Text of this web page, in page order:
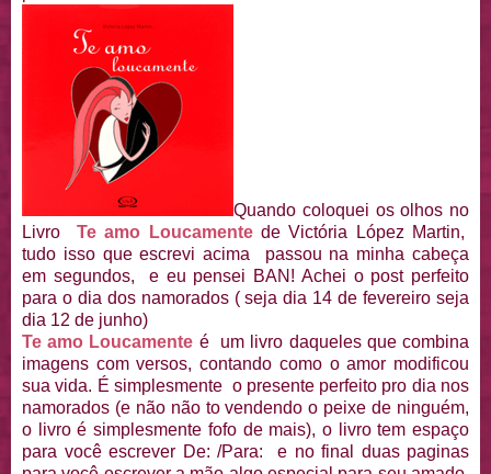
Quando coloquei os olhos no
Livro Te amo Loucamentede Victória López Martin,
tudo isso que escrevi acima passou na minha cabeça
em segundos, e eu pensei BAN! Achei o post perfeito
para o dia dos namorados ( seja dia 14 de fevereiro seja
dia 12 de junho)
Te amo Loucamente é um livro daqueles que combina
imagens com versos, contando como o amor modificou
sua vida. É simplesmente o presente perfeito pro dia nos
namorados (e não não to vendendo o peixe de ninguém,
o livro é simplesmente fofo de mais), o livro tem espaço
para você escrever De: /Para: e no final duas paginas